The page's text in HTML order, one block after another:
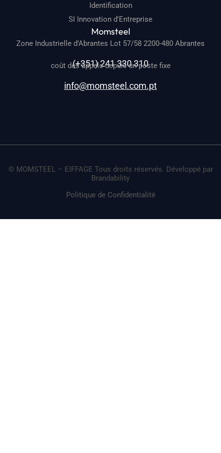
Identification
SI Innovation d'Entreprise
Momsteel
Zone Industrielle d’Abrantes Lot 57/58 2200-480 Abrantes
(+351) 241 330 310
coût des appels depuis un poste fixe
info@momsteel.com.pt
© MOMSTEEL – EIFFAGE Tous droits réservés. Développé par
Brandability
Politique de Confidentialité